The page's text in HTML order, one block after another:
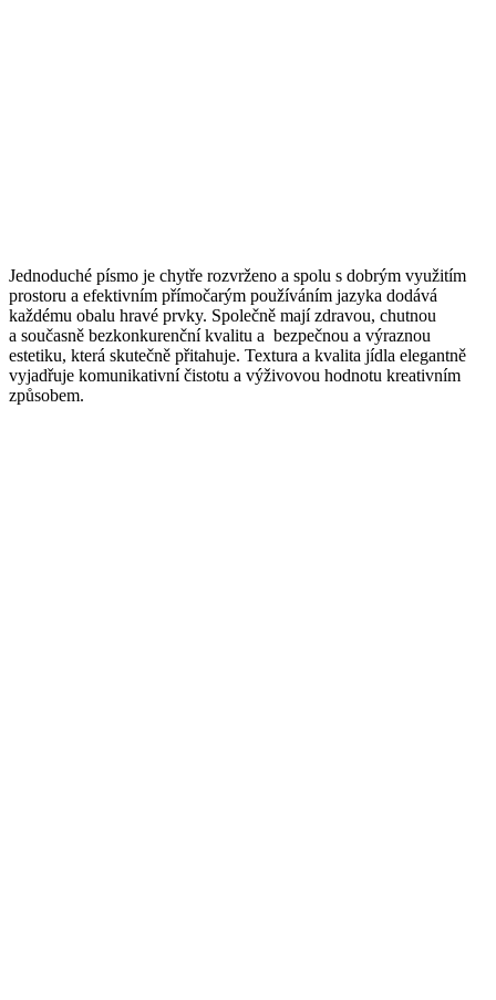
Jednoduché písmo je chytře rozvrženo a spolu s dobrým využitím
prostoru a efektivním přímočarým používáním jazyka dodává
každému obalu hravé prvky. Společně mají zdravou, chutnou
a současně bezkonkurenční kvalitu a bezpečnou a výraznou
estetiku, která skutečně přitahuje. Textura a kvalita jídla elegantně
vyjadřuje komunikativní čistotu a výživovou hodnotu kreativním
způsobem.